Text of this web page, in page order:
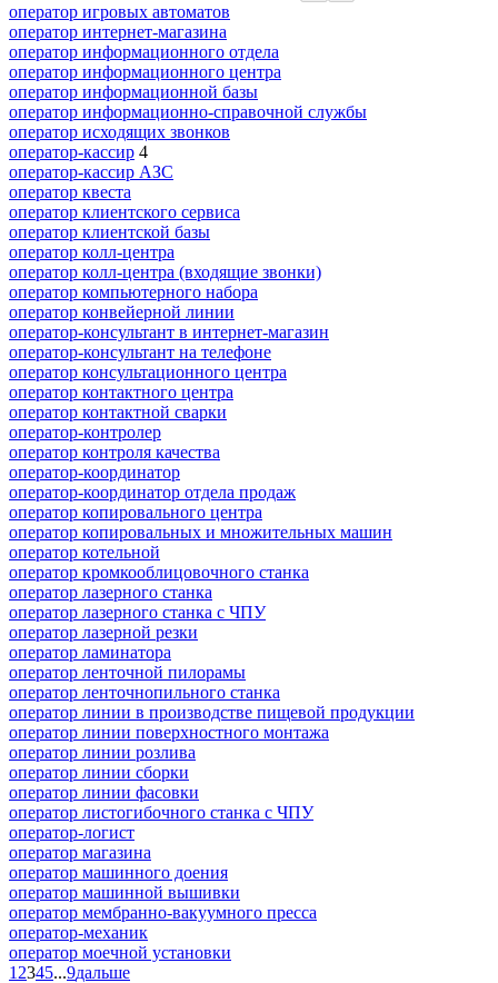
оператор игровых автоматов
оператор интернет-магазина
оператор информационного отдела
оператор информационного центра
оператор информационной базы
оператор информационно-справочной службы
оператор исходящих звонков
оператор-кассир 4
оператор-кассир АЗС
оператор квеста
оператор клиентского сервиса
оператор клиентской базы
оператор колл-центра
оператор колл-центра (входящие звонки)
оператор компьютерного набора
оператор конвейерной линии
оператор-консультант в интернет-магазин
оператор-консультант на телефоне
оператор консультационного центра
оператор контактного центра
оператор контактной сварки
оператор-контролер
оператор контроля качества
оператор-координатор
оператор-координатор отдела продаж
оператор копировального центра
оператор копировальных и множительных машин
оператор котельной
оператор кромкооблицовочного станка
оператор лазерного станка
оператор лазерного станка с ЧПУ
оператор лазерной резки
оператор ламинатора
оператор ленточной пилорамы
оператор ленточнопильного станка
оператор линии в производстве пищевой продукции
оператор линии поверхностного монтажа
оператор линии розлива
оператор линии сборки
оператор линии фасовки
оператор листогибочного станка с ЧПУ
оператор-логист
оператор магазина
оператор машинного доения
оператор машинной вышивки
оператор мембранно-вакуумного пресса
оператор-механик
оператор моечной установки
1 2345...9дальше